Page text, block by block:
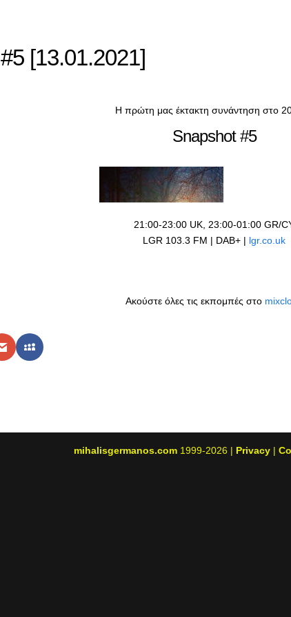
[13.01.2021]
Η πρώτη μας έκτακτη συνάντηση στο
Snapshot #5
21:00-23:00 UK, 23:00-01:00 GR/
LGR 103.3 FM | DAB+ | lgr.co.uk
Ακούστε όλες τις εκπομπές στο
mihalisgermanos.com 1999-2026 | Privacy |